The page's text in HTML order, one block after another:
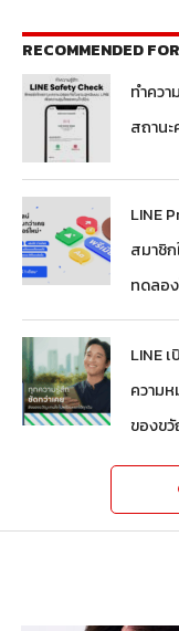
RECOMMENDED
ทำคว
สถาน
LINE
สมาชิ
ทดลอ
LINE
ความ
ของข